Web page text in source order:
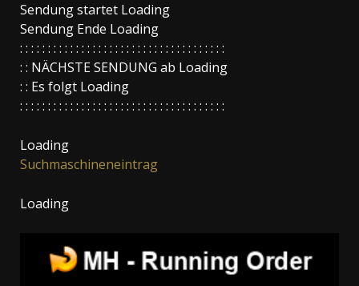
Sendung startet Loading
Sendung Ende Loading
: : : : : : : : : : : : : : : : : : : : : : : : : : : : : : : : : : : : :
: : NÄCHSTE SENDUNG ab Loading
: : Es folgt Loading
: : : : : : : : : : : : : : : : : : : : : : : : : : : : : : : : : : : : :
Loading
Suchmaschineneintrag
Loading